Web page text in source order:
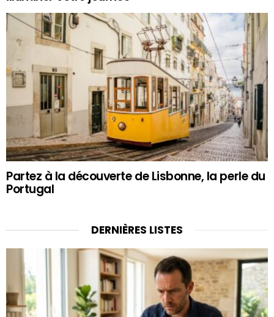
Partez à la découverte de Lisbonne, la perle du
Portugal
DERNIÈRES LISTES